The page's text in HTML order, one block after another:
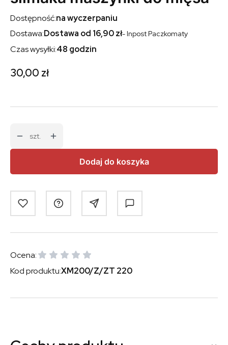
Dostępność:na wyczerpaniu
Dostawa:Dostawa od 16,90 zł- Inpost Paczkomaty
Czas wysyłki:48 godzin
Cena
30,00 zł
szt.
Dodaj do koszyka
Ocena:
Kod produktu:XM200/Z/ZT 220